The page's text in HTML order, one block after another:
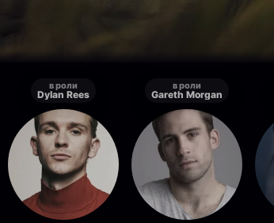
в роли
Dylan Rees
в роли
Gareth Morgan